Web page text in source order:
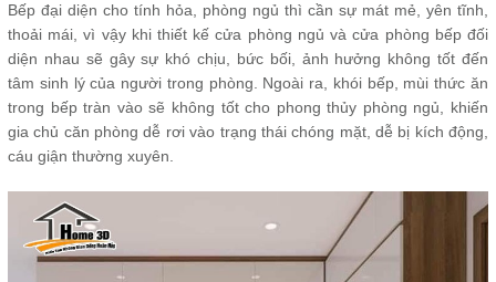
Bếp đại diện cho tính hỏa, phòng ngủ thì cần sự mát mẻ, yên tĩnh,
thoải mái, vì vậy khi thiết kế cửa phòng ngủ và cửa phòng bếp đối
diện nhau sẽ gây sự khó chịu, bức bối, ảnh hưởng không tốt đến
tâm sinh lý của người trong phòng. Ngoài ra, khói bếp, mùi thức ăn
trong bếp tràn vào sẽ không tốt cho phong thủy phòng ngủ, khiến
gia chủ căn phòng dễ rơi vào trạng thái chóng mặt, dễ bị kích động,
cáu giận thường xuyên.